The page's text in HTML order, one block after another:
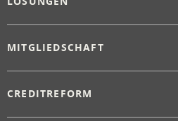
MITGLIEDSCHAFT
CREDITREFORM